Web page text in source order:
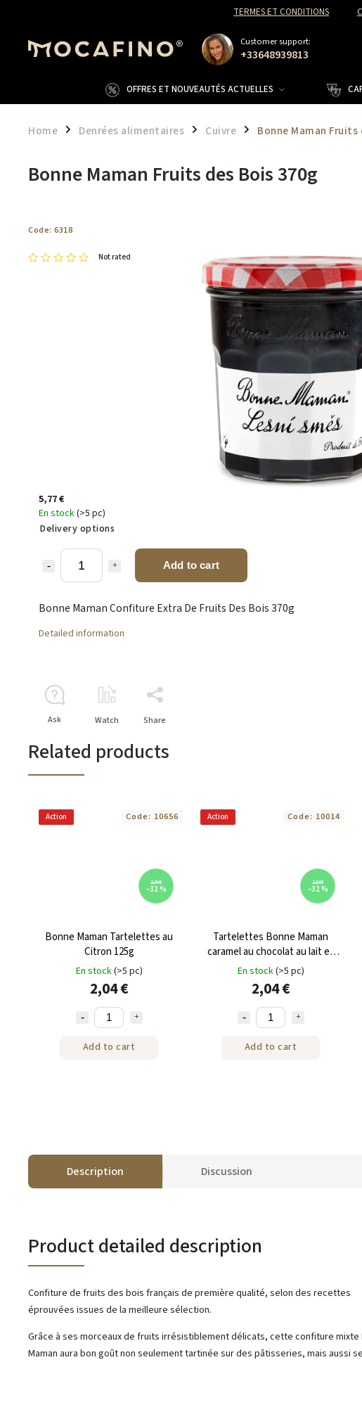
TERMES ET CONDITIONS
Customer support:
+33648939813
OFFRES ET NOUVEAUTÉS ACTUELLES
Home / Denrées alimentaires / Cuivre / Bonne Maman Fruits
Bonne Maman Fruits des Bois 370g
Code: 6318
Not rated
5,77 €
En stock(>5 pc)
Delivery options
Add to cart
Bonne Maman Confiture Extra De Fruits Des Bois 370g
Detailed information
Ask Watch Share
Related products
Action
3,04 €
–32 %
Bonne Maman Tartelettes au
Citron 125g
En stock(>5 pc)
2,04 €
Add to cart
Code: 10656 Action
3,04 €
–32 %
Tartelettes Bonne Maman
caramel au chocolat au lait et
beurre salé 135 g
En stock(>5 pc)
2,04 €
Add to cart
Code: 10014
Description Discussion
Product detailed description
Confiture de fruits des bois français de première qualité, selon des recettes
éprouvées issues de la meilleure sélection.
Grâce à ses morceaux de fruits irrésistiblement délicats, cette confiture mixte
Maman aura bon goût non seulement tartinée sur des pâtisseries, mais aussi